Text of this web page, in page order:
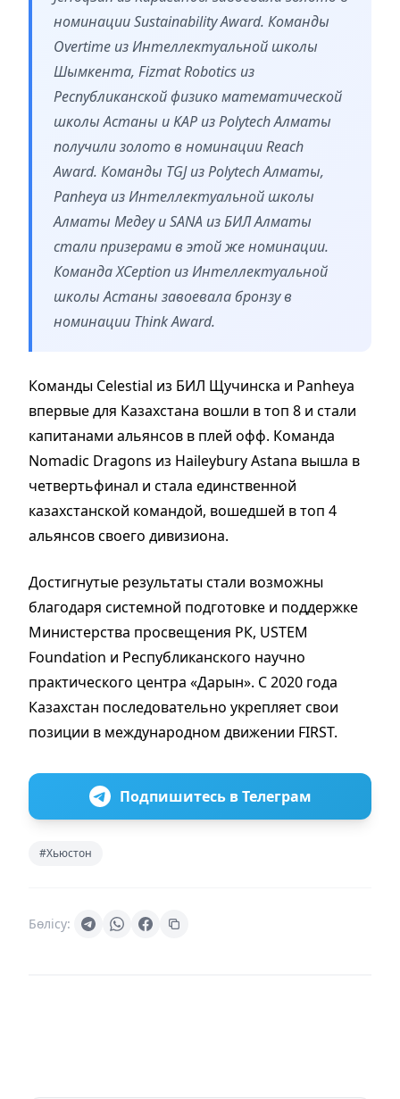
номинации Sustainability Award. Команды
Overtime из Интеллектуальной школы
Шымкента, Fizmat Robotics из
Республиканской физико математической
школы Астаны и KAP из Polytech Алматы
получили золото в номинации Reach
Award. Команды TGJ из Polytech Алматы,
Panheya из Интеллектуальной школы
Алматы Медеу и SANA из БИЛ Алматы
стали призерами в этой же номинации.
Команда XCeption из Интеллектуальной
школы Астаны завоевала бронзу в
номинации Think Award.
Команды Celestial из БИЛ Щучинска и Panheya
впервые для Казахстана вошли в топ 8 и стали
капитанами альянсов в плей офф. Команда
Nomadic Dragons из Haileybury Astana вышла в
четвертьфинал и стала единственной
казахстанской командой, вошедшей в топ 4
альянсов своего дивизиона.
Достигнутые результаты стали возможны
благодаря системной подготовке и поддержке
Министерства просвещения РК, USTEM
Foundation и Республиканского научно
практического центра «Дарын». С 2020 года
Казахстан последовательно укрепляет свои
позиции в международном движении FIRST.
Подпишитесь в Телеграм
#Хьюстон
Бөлісу: